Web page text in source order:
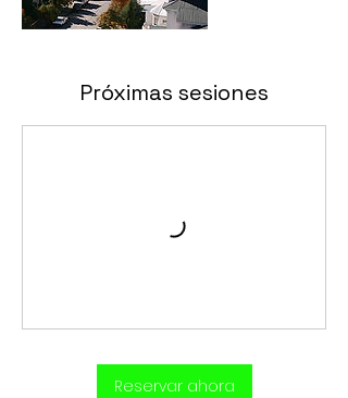
Próximas sesiones
Reservar ahora